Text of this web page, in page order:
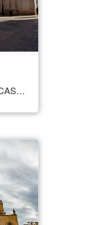
EL MERCADO CENTRAL DE CASTELLÓN DE LA PLANA ES UN EDIFICIO HISTÓRICO SITUADO EN EL CENTRO DE LA CIUDAD, QUE CUENTA CON UNA GRAN VARIEDAD DE PUESTOS QUE OFRECEN PRODUCTOS FRESCOS Y DE ALTA CALIDAD. EL MERCADO FUE INAUGURADO EN 1927 Y ES CONSIDERADO UNO DE LOS MEJORES EJEMPLOS DE LA ARQUITECTURA MODERNISTA EN LA CIUDAD. CUENTA CON UNA IMPRESIONANTE ESTRUCTURA METÁLICA Y DE VIDRIO, QUE PERMITE LA ENTRADA DE LUZ NATURAL Y CREA UNA ATMÓSFERA LUMINOSA Y ACOGEDORA EN EL INTERIOR DEL MERCADO. EN LOS PUESTOS DEL MERCADO CENTRAL DE CASTELLÓN SE PUEDEN ENCONTRAR UNA GRAN VARIEDAD DE PRODUCTOS FRESCOS, COMO FRUTAS, VERDURAS, CARNES, PESCADOS Y MARISCOS, ASÍ COMO PRODUCTOS TÍPICOS DE LA GASTRONOMÍA LOCAL, COMO LA PAELLA, LOS DULCES Y LOS EMBUTIDOS. ADEMÁS DE LA OFERTA GASTRONÓMICA, EL MERCADO TAMBIÉN ES UN LUGAR IDEAL PARA CONOCER LA VIDA Y LA CULTURA DE LA CIUDAD. ES UN ESPACIO LLENO DE ACTIVIDAD Y MOVIMIENTO, DONDE SE PUEDEN OBSERVAR LAS COSTUMBRES Y TRADICIONES LOCALES, ASÍ COMO DISFRUTAR DEL AMBIENTE ANIMADO Y FESTIVO QUE CARACTERIZA A LA CIUDAD DE CASTELLÓN.